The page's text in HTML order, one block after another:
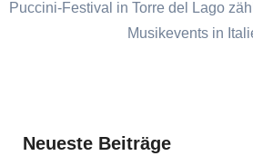
Puccini-Festival in Torre del Lago
Musikevents in
Neueste Beiträge